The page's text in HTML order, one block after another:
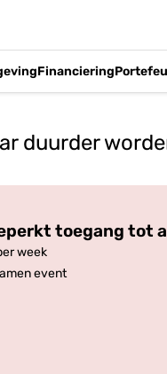
Financiering
duurder
toegang tot
week
event